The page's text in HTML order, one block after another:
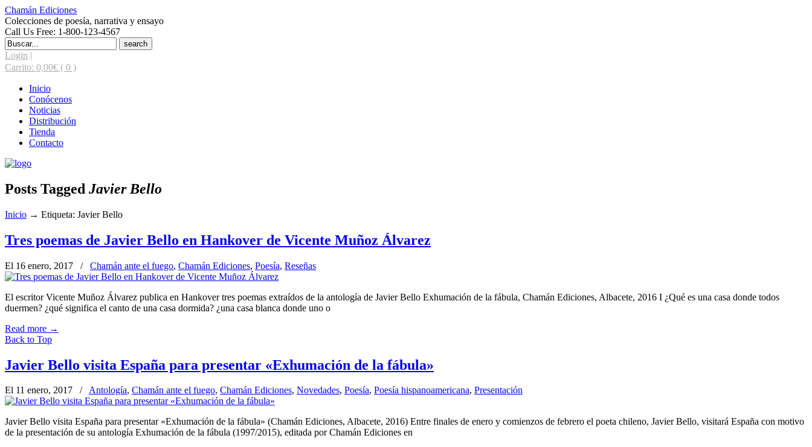
Chamán Ediciones
Colecciones de poesía, narrativa y ensayo
Call Us Free: 1-800-123-4567
Search
for:
Login |
Carrito: 0,00€ ( 0 )
Inicio
Conócenos
Noticias
Distribución
Tienda
Contacto
Posts Tagged Javier Bello
Inicio → Etiqueta: Javier Bello
Tres poemas de Javier Bello en Hankover de Vicente Muñoz Álvarez
El 16 enero, 2017 / Chamán ante el fuego, Chamán Ediciones, Poesía, Reseñas
El escritor Vicente Muñoz Álvarez publica en Hankover tres poemas extraídos de la antología de Javier Bello Exhumación de la fábula, Chamán Ediciones, Albacete, 2016 I ¿Qué es una casa donde todos
duermen? ¿qué significa el canto de una casa dormida? ¿una casa blanca donde uno o
Read more →
Back to Top
Javier Bello visita España para presentar «Exhumación de la fábula»
El 11 enero, 2017 / Antología, Chamán ante el fuego, Chamán Ediciones, Novedades, Poesía, Poesía hispanoamericana, Presentación
Javier Bello visita España para presentar «Exhumación de la fábula» (Chamán Ediciones, Albacete, 2016) Entre finales de enero y comienzos de febrero el poeta chileno, Javier Bello, visitará España con motivo
de la presentación de su antología Exhumación de la fábula (1997/2015), editada por Chamán Ediciones en